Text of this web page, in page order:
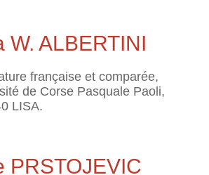
W. ALBERTINI
française et comparée,
de Corse Pasquale Paoli,
LISA.
PRSTOJEVIC